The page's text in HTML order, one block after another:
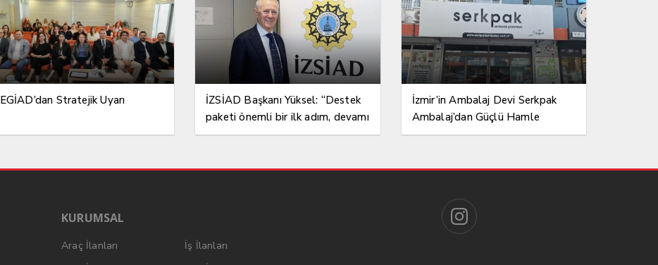
EGİAD’dan Stratejik Uyarı
İZSİAD Başkanı Yüksel: “Destek
paketi önemli bir ilk adım, devamı
gelmeli”
İzmir’in Ambalaj Devi Serkpak
Ambalaj’dan Güçlü Hamle
KURUMSAL
Araç İlanları
İş İlanları